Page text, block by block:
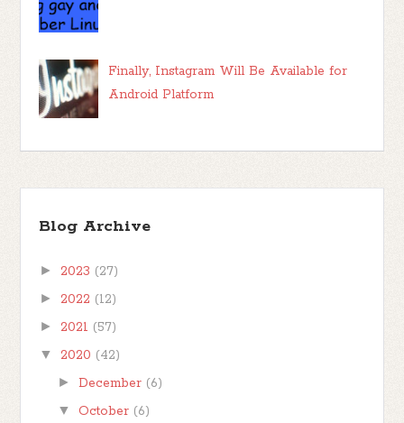
Finally, Instagram Will Be Available for
Android Platform
Blog Archive
► 2023 (27)
► 2022 (12)
► 2021 (57)
▼ 2020 (42)
► December (6)
▼ October (6)